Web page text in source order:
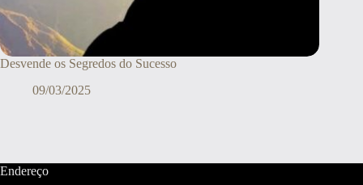
Desvende os Segredos do Sucesso
09/03/2025
Endereço